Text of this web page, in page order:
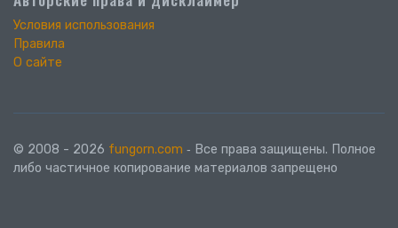
Условия использования
Правила
О сайте
© 2008 - 2026 fungorn.com ‐ Все права защищены. Полное
либо частичное копирование материалов запрещено